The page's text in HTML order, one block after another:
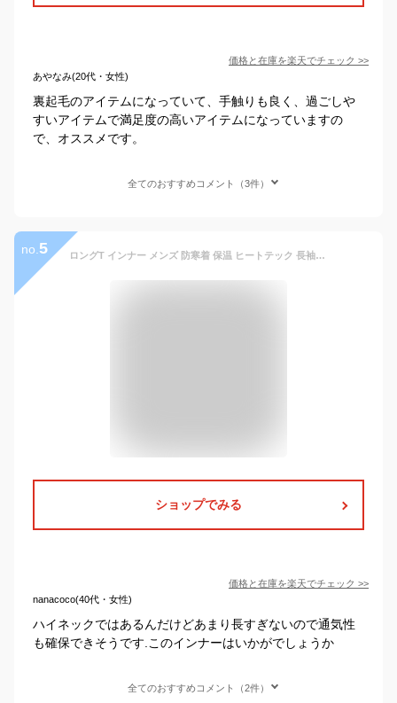
価格と在庫を楽天でチェック >>
あやなみ(20代・女性)
裏起毛のアイテムになっていて、手触りも良く、過ごしや
すいアイテムで満足度の高いアイテムになっていますの
で、オススメです。
全てのおすすめコメント（3件）
no. 5 ロングT インナー メンズ 防寒着 保温 ヒートテック 長袖 起毛 あったか インナーシャツ あったかインナー クルーネック インナーシャツ Tシャツ ヒートインナー タートルネック 防寒 極暖 発熱 インナー 丸首 ハイネック アンダーウェア 冬 カットソー
ショップでみる
価格と在庫を楽天でチェック >>
nanacoco(40代・女性)
ハイネックではあるんだけどあまり長すぎないので通気性
も確保できそうです.このインナーはいかがでしょうか
全てのおすすめコメント（2件）